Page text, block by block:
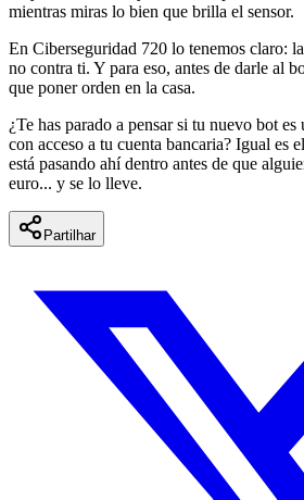
mientras miras lo bien que brilla el sensor.
En Ciberseguridad 720 lo tenemos claro:
no contra ti. Y para eso, antes de darle al
que poner orden en la casa.
¿Te has parado a pensar si tu nuevo bot
con acceso a tu cuenta bancaria? Igual es
está pasando ahí dentro antes de que
euro... y se lo lleve.
Partilhar